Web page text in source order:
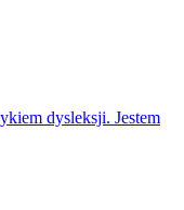
dysleksji. Jestem